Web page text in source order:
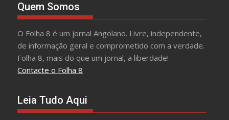
Quem Somos
O Folha 8 é um jornal Angolano. Livre, independente,
de informação geral e comprometido com a verdade.
Folha 8, mais do que um jornal, a liberdade!
Contacte o Folha 8
Leia Tudo Aqui